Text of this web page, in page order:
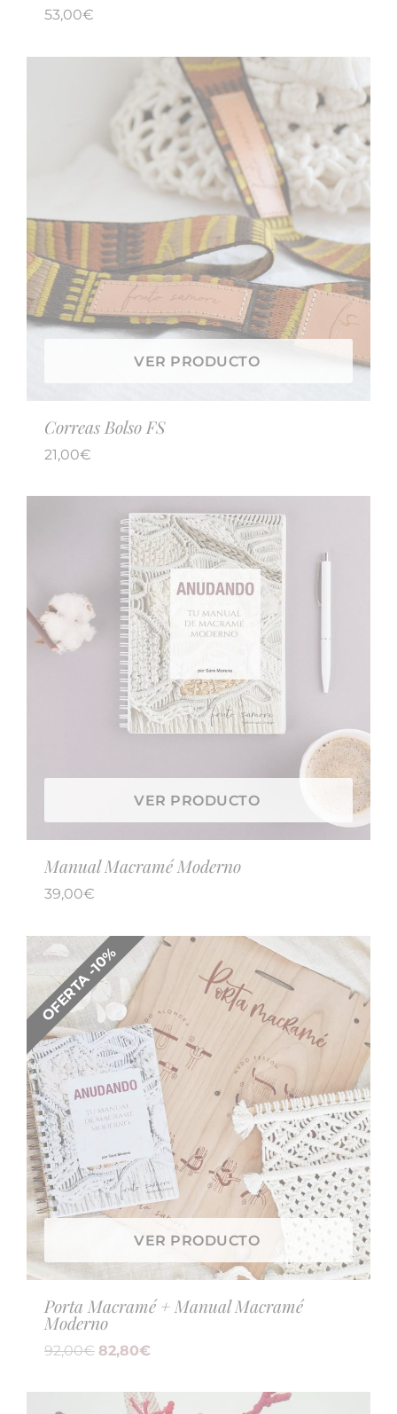
53,00€
VER PRODUCTO
Correas Bolso FS
21,00€
VER PRODUCTO
Manual Macramé Moderno
39,00€
OFERTA -10%
VER PRODUCTO
Porta Macramé + Manual Macramé
Moderno
92,00€ 82,80€